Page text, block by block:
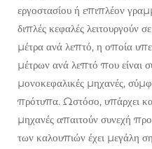
εργοστασίου ή επιπλέον
διπλές κεφαλές λειτουργούν
μέτρα ανά λεπτό, η οποία
μέτρων ανά λεπτό που είναι
μονοκεφαλικές μηχανές,
πρότυπα. Ωστόσο, υπάρχει
μηχανές απαιτούν συνεχή
των καλουπιών έχει μεγάλη